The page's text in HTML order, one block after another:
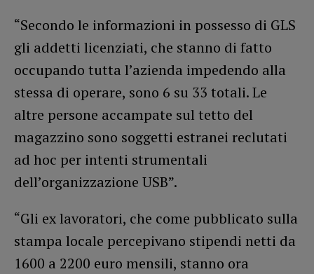
“Secondo le informazioni in possesso di GLS
gli addetti licenziati, che stanno di fatto
occupando tutta l’azienda impedendo alla
stessa di operare, sono 6 su 33 totali. Le
altre persone accampate sul tetto del
magazzino sono soggetti estranei reclutati
ad hoc per intenti strumentali
dell’organizzazione USB”.
“Gli ex lavoratori, che come pubblicato sulla
stampa locale percepivano stipendi netti da
1600 a 2200 euro mensili, stanno ora